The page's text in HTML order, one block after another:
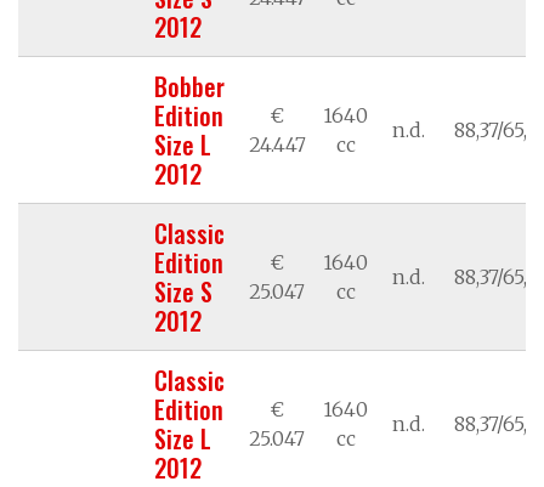
2012
Bobber
Edition
Size L
2012
€
24.447
1640
cc
n.d. 88,37/
Classic
Edition
Size S
2012
€
25.047
1640
cc
n.d. 88,37/
Classic
Edition
Size L
2012
€
25.047
1640
cc
n.d. 88,37/